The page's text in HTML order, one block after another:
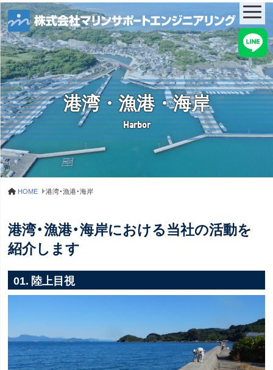
港湾・漁港・海岸
Harbor
HOME 港湾・漁港・海岸
港湾・漁港・海岸における当社の活動を
紹介します
01. 陸上目視